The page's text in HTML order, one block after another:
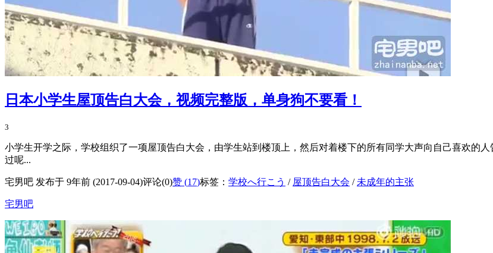
日本小学生屋顶告白大会，视频完整版，单身狗不要看！
3
小学生开学之际，学校组织了一项屋顶告白大会，由学生站到楼顶上，然后对着楼下的所有同学大声向自己喜欢的
过呢...
宅男吧 发布于 9年前 (2017-09-04)评论(0)赞 (17)标签： 学校へ行こう / 屋顶告白大会 / 未成年的主张
宅男吧